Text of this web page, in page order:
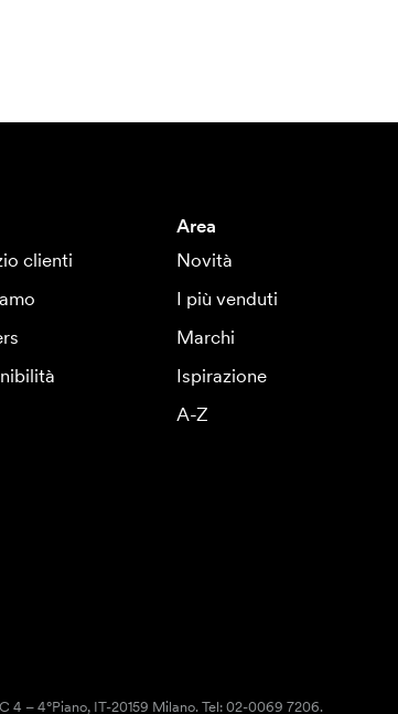
clienti
Area
Novità
I più venduti
Marchi
Ispirazione
A-Z
4 – 4°Piano, IT-20159 Milano. Tel: 02-0069 7206.